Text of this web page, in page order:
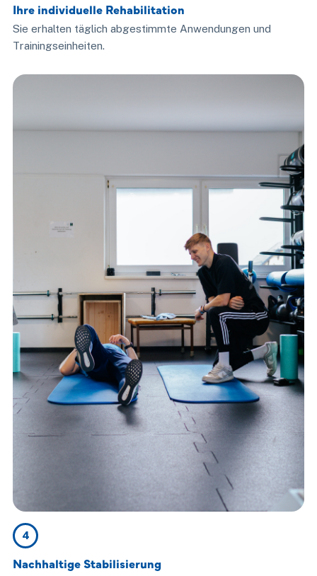
Ihre individuelle Rehabilitation
Sie erhalten täglich abgestimmte Anwendungen und
Trainingseinheiten.
4
Nachhaltige Stabilisierung